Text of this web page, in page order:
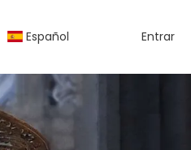
Español Entrar